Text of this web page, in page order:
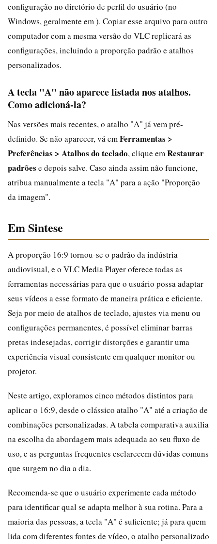
configuração no diretório de perfil do usuário (no
Windows, geralmente em ). Copiar esse arquivo para outro
computador com a mesma versão do VLC replicará as
configurações, incluindo a proporção padrão e atalhos
personalizados.
A tecla "A" não aparece listada nos atalhos.
Como adicioná-la?
Nas versões mais recentes, o atalho "A" já vem pré-
definido. Se não aparecer, vá em Ferramentas >
Preferências > Atalhos do teclado, clique em Restaurar
padrões e depois salve. Caso ainda assim não funcione,
atribua manualmente a tecla "A" para a ação "Proporção
da imagem".
Em Sintese
A proporção 16:9 tornou-se o padrão da indústria
audiovisual, e o VLC Media Player oferece todas as
ferramentas necessárias para que o usuário possa adaptar
seus vídeos a esse formato de maneira prática e eficiente.
Seja por meio de atalhos de teclado, ajustes via menu ou
configurações permanentes, é possível eliminar barras
pretas indesejadas, corrigir distorções e garantir uma
experiência visual consistente em qualquer monitor ou
projetor.
Neste artigo, exploramos cinco métodos distintos para
aplicar o 16:9, desde o clássico atalho "A" até a criação de
combinações personalizadas. A tabela comparativa auxilia
na escolha da abordagem mais adequada ao seu fluxo de
uso, e as perguntas frequentes esclarecem dúvidas comuns
que surgem no dia a dia.
Recomenda-se que o usuário experimente cada método
para identificar qual se adapta melhor à sua rotina. Para a
maioria das pessoas, a tecla "A" é suficiente; já para quem
lida com diferentes fontes de vídeo, o atalho personalizado